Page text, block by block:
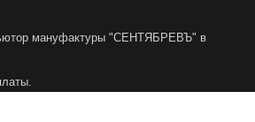
мануфактуры "СЕНТЯБРЕВЪ" в